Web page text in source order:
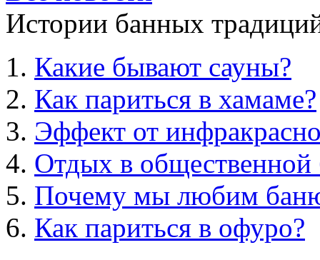
Истории банных
Какие бывают сауны?
Как париться в хамаме?
Эффект от
Отдых в общественной
Почему мы любим
Как париться в офуро?